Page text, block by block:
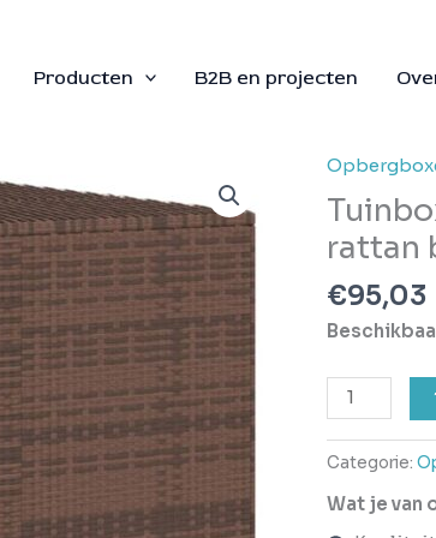
Producten B2B en projecten
rattan
€95,03
Tuinbox
cm
polyetheen
rattan
bruin
aantal
Categorie:
Wat je van